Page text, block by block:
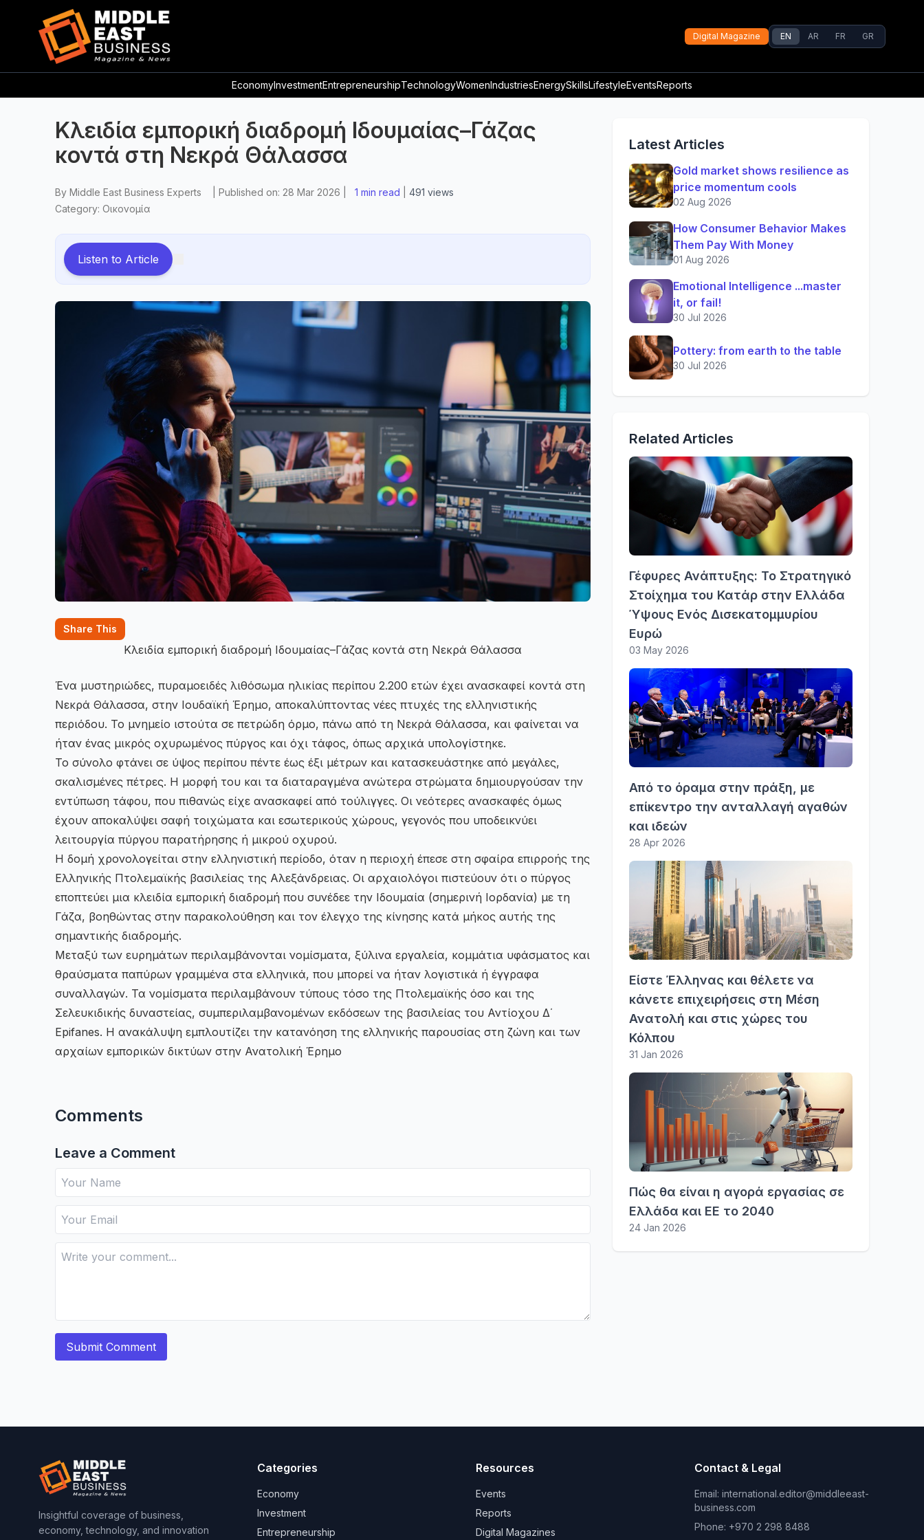
Digital Magazine EN AR FR GR
EconomyInvestmentEntrepreneurshipTechnologyWomenIndustriesEnergySkillsLifestyleEventsReports
Κλειδία εμπορική διαδρομή Ιδουμαίας–Γάζας
κοντά στη Νεκρά Θάλασσα
By Middle East Business Experts Published on: 28 Mar 2026 1 min read 491 views
Category: Οικονομία
Listen to Article
Share This
Κλειδία εμπορική διαδρομή Ιδουμαίας–Γάζας κοντά στη Νεκρά Θάλασσα
Ένα μυστηριώδες, πυραμοειδές λιθόσωμα ηλικίας περίπου 2.200 ετών έχει ανασκαφεί κοντά στη
Νεκρά Θάλασσα, στην Ιουδαϊκή Έρημο, αποκαλύπτοντας νέες πτυχές της ελληνιστικής
περιόδου. Το μνημείο ιστούτα σε πετρώδη όρμο, πάνω από τη Νεκρά Θάλασσα, και φαίνεται να
ήταν ένας μικρός οχυρωμένος πύργος και όχι τάφος, όπως αρχικά υπολογίστηκε.
Το σύνολο φτάνει σε ύψος περίπου πέντε έως έξι μέτρων και κατασκευάστηκε από μεγάλες,
σκαλισμένες πέτρες. Η μορφή του και τα διαταραγμένα ανώτερα στρώματα δημιουργούσαν την
εντύπωση τάφου, που πιθανώς είχε ανασκαφεί από τούλιγγες. Οι νεότερες ανασκαφές όμως
έχουν αποκαλύψει σαφή τοιχώματα και εσωτερικούς χώρους, γεγονός που υποδεικνύει
λειτουργία πύργου παρατήρησης ή μικρού οχυρού.
Η δομή χρονολογείται στην ελληνιστική περίοδο, όταν η περιοχή έπεσε στη σφαίρα επιρροής της
Ελληνικής Πτολεμαϊκής βασιλείας της Αλεξάνδρειας. Οι αρχαιολόγοι πιστεύουν ότι ο πύργος
εποπτεύει μια κλειδία εμπορική διαδρομή που συνέδεε την Ιδουμαία (σημερινή Ιορδανία) με τη
Γάζα, βοηθώντας στην παρακολούθηση και τον έλεγχο της κίνησης κατά μήκος αυτής της
σημαντικής διαδρομής.
Μεταξύ των ευρημάτων περιλαμβάνονται νομίσματα, ξύλινα εργαλεία, κομμάτια υφάσματος και
θραύσματα παπύρων γραμμένα στα ελληνικά, που μπορεί να ήταν λογιστικά ή έγγραφα
συναλλαγών. Τα νομίσματα περιλαμβάνουν τύπους τόσο της Πτολεμαϊκής όσο και της
Σελευκιδικής δυναστείας, συμπεριλαμβανομένων εκδόσεων της βασιλείας του Αντίοχου Δ΄
Epifanes. Η ανακάλυψη εμπλουτίζει την κατανόηση της ελληνικής παρουσίας στη ζώνη και των
αρχαίων εμπορικών δικτύων στην Ανατολική Έρημο
Comments
Leave a Comment
Latest Articles
Gold market shows resilience as
price momentum cools
02 Aug 2026
How Consumer Behavior Makes
Them Pay With Money
01 Aug 2026
Emotional Intelligence ...master
it, or fail!
30 Jul 2026
Pottery: from earth to the table
30 Jul 2026
Related Articles
Γέφυρες Ανάπτυξης: Το Στρατηγικό
Στοίχημα του Κατάρ στην Ελλάδα
Ύψους Ενός Δισεκατομμυρίου
Ευρώ
03 May 2026
Από το όραμα στην πράξη, με
επίκεντρο την ανταλλαγή αγαθών
και ιδεών
28 Apr 2026
Είστε Έλληνας και θέλετε να
κάνετε επιχειρήσεις στη Μέση
Ανατολή και στις χώρες του
Κόλπου
31 Jan 2026
Πώς θα είναι η αγορά εργασίας σε
Ελλάδα και ΕΕ το 2040
24 Jan 2026
Insightful coverage of business,
economy, technology, and innovation
Categories
Economy
Investment
Entrepreneurship
Resources
Events
Reports
Digital Magazines
Contact & Legal
Email: international.editor@middleeast-
business.com
Phone: +970 2 298 8488